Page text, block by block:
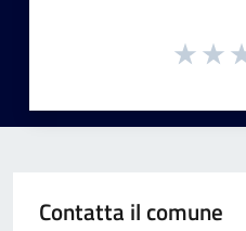
Contatta il comune